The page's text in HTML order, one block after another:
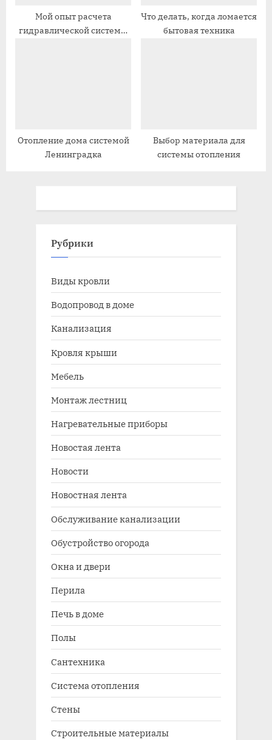
Мой опыт расчета
гидравлической системы
Что делать, когда ломается
бытовая техника
Отопление дома системой
Ленинградка
Выбор материала для
системы отопления
Рубрики
Виды кровли
Водопровод в доме
Канализация
Кровля крыши
Мебель
Монтаж лестниц
Нагревательные приборы
Новостая лента
Новости
Новостная лента
Обслуживание канализации
Обустройство огорода
Окна и двери
Перила
Печь в доме
Полы
Сантехника
Система отопления
Стены
Строительные материалы